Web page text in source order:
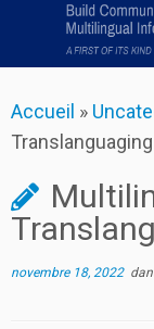
Accueil »
novembre 18, 2022